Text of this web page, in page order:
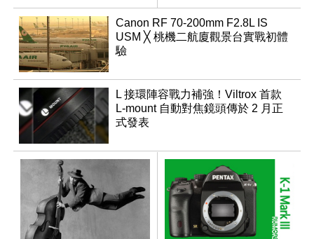
Cine
Canon RF 70-200mm F2.8L IS
USM ╳ 桃機二航廈觀景台實戰初體
驗
L 接環陣容戰力補強！Viltrox 首款
L-mount 自動對焦鏡頭傳於 2 月正
式發表